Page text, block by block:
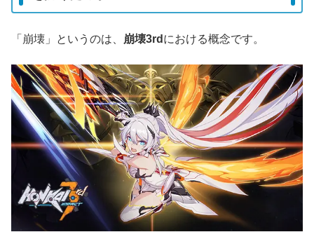
「崩壊」というのは、 崩壊3rd における概念です。